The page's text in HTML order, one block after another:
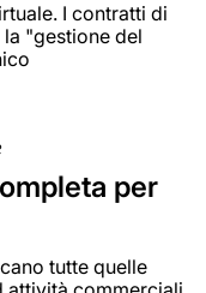
I contratti di
"gestione del
per
tutte quelle